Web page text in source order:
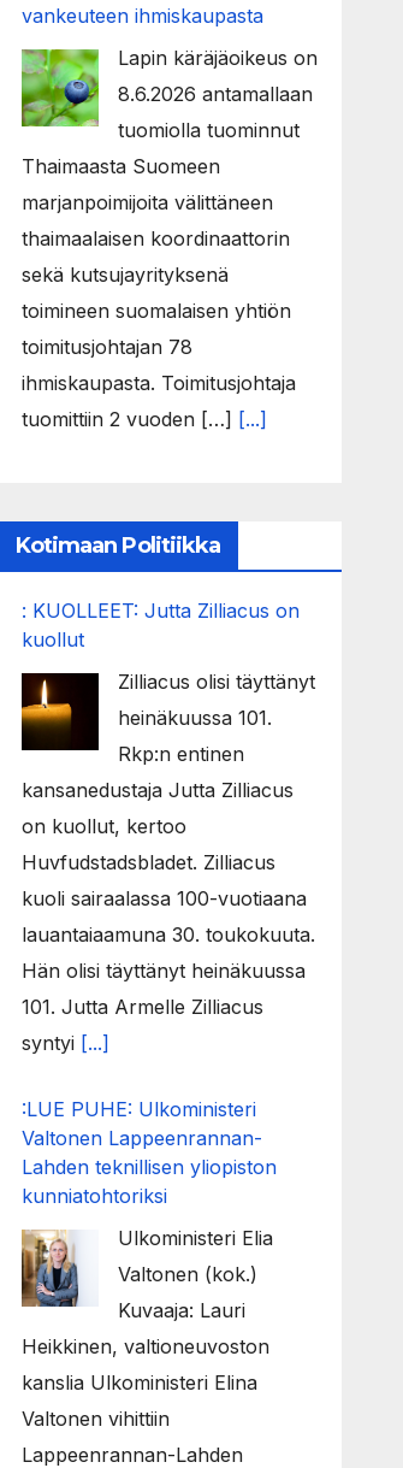
vankeuteen ihmiskaupasta
Lapin käräjäoikeus on
8.6.2026 antamallaan
tuomiolla tuominnut
Thaimaasta Suomeen
marjanpoimijoita välittäneen
thaimaalaisen koordinaattorin
sekä kutsujayrityksenä
toimineen suomalaisen yhtiön
toimitusjohtajan 78
ihmiskaupasta. Toimitusjohtaja
tuomittiin 2 vuoden […] [...]
Kotimaan Politiikka
: KUOLLEET: Jutta Zilliacus on
kuollut
Zilliacus olisi täyttänyt
heinäkuussa 101.
Rkp:n entinen
kansanedustaja Jutta Zilliacus
on kuollut, kertoo
Huvfudstadsbladet. Zilliacus
kuoli sairaalassa 100-vuotiaana
lauantaiaamuna 30. toukokuuta.
Hän olisi täyttänyt heinäkuussa
101. Jutta Armelle Zilliacus
syntyi [...]
:LUE PUHE: Ulkoministeri
Valtonen Lappeenrannan-
Lahden teknillisen yliopiston
kunniatohtoriksi
Ulkoministeri Elia
Valtonen (kok.)
Kuvaaja: Lauri
Heikkinen, valtioneuvoston
kanslia Ulkoministeri Elina
Valtonen vihittiin
Lappeenrannan-Lahden